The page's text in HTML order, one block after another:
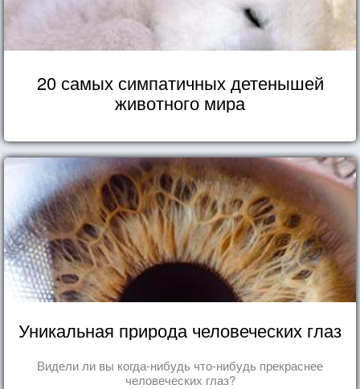
20 самых симпатичных детенышей
животного мира
Уникальная природа человеческих глаз
Видели ли вы когда-нибудь что-нибудь прекраснее
человеческих глаз?